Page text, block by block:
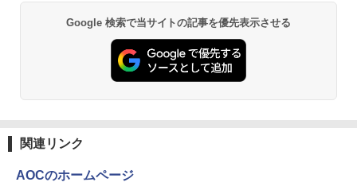
Google 検索で当サイトの記事を優先表示させる
関連リンク
AOCのホームページ